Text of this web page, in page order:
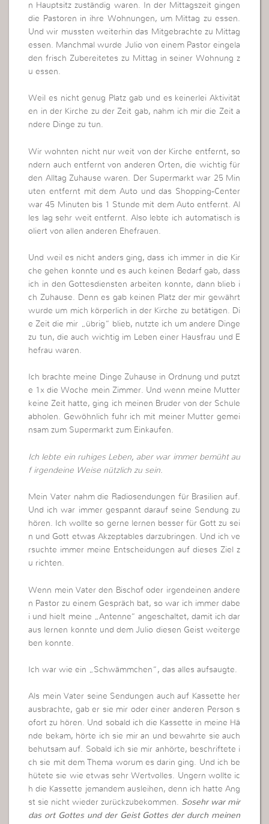
n Hauptsitz zuständig waren. In der Mittagszeit gingen
die Pastoren in ihre Wohnungen, um Mittag zu essen.
Und wir mussten weiterhin das Mitgebrachte zu Mittag
essen. Manchmal wurde Julio von einem Pastor eingela
den frisch Zubereitetes zu Mittag in seiner Wohnung z
u essen.
Weil es nicht genug Platz gab und es keinerlei Aktivität
en in der Kirche zu der Zeit gab, nahm ich mir die Zeit a
ndere Dinge zu tun.
Wir wohnten nicht nur weit von der Kirche entfernt, so
ndern auch entfernt von anderen Orten, die wichtig für
den Alltag Zuhause waren. Der Supermarkt war 25 Min
uten entfernt mit dem Auto und das Shopping-Center
war 45 Minuten bis 1 Stunde mit dem Auto entfernt. Al
les lag sehr weit entfernt. Also lebte ich automatisch is
oliert von allen anderen Ehefrauen.
Und weil es nicht anders ging, dass ich immer in die Kir
che gehen konnte und es auch keinen Bedarf gab, dass
ich in den Gottesdiensten arbeiten konnte, dann blieb i
ch Zuhause. Denn es gab keinen Platz der mir gewährt
wurde um mich körperlich in der Kirche zu betätigen. Di
e Zeit die mir „übrig“ blieb, nutzte ich um andere Dinge
zu tun, die auch wichtig im Leben einer Hausfrau und E
hefrau waren.
Ich brachte meine Dinge Zuhause in Ordnung und putzt
e 1x die Woche mein Zimmer. Und wenn meine Mutter
keine Zeit hatte, ging ich meinen Bruder von der Schule
abholen. Gewöhnlich fuhr ich mit meiner Mutter gemei
nsam zum Supermarkt zum Einkaufen.
Ich lebte ein ruhiges Leben, aber war immer bemüht au
f irgendeine Weise nützlich zu sein.
Mein Vater nahm die Radiosendungen für Brasilien auf.
Und ich war immer gespannt darauf seine Sendung zu
hören. Ich wollte so gerne lernen besser für Gott zu sei
n und Gott etwas Akzeptables darzubringen. Und ich ve
rsuchte immer meine Entscheidungen auf dieses Ziel z
u richten.
Wenn mein Vater den Bischof oder irgendeinen andere
n Pastor zu einem Gespräch bat, so war ich immer dabe
i und hielt meine „Antenne“ angeschaltet, damit ich dar
aus lernen konnte und dem Julio diesen Geist weiterge
ben konnte.
Ich war wie ein „Schwämmchen“, das alles aufsaugte.
Als mein Vater seine Sendungen auch auf Kassette her
ausbrachte, gab er sie mir oder einer anderen Person s
ofort zu hören. Und sobald ich die Kassette in meine Hä
nde bekam, hörte ich sie mir an und bewahrte sie auch
behutsam auf. Sobald ich sie mir anhörte, beschriftete i
ch sie mit dem Thema worum es darin ging. Und ich be
hütete sie wie etwas sehr Wertvolles. Ungern wollte ic
h die Kassette jemandem ausleihen, denn ich hatte Ang
st sie nicht wieder zurückzubekommen. Sosehr war mir
das ort Gottes und der Geist Gottes der durch meinen